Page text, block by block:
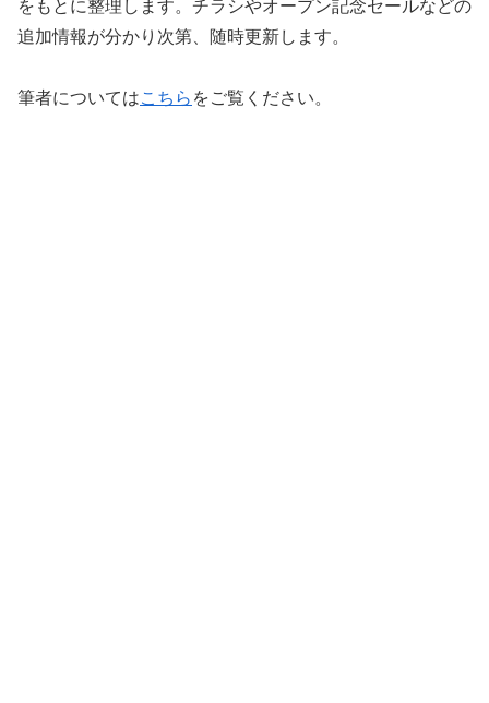
をもとに整理します。チラシやオープン記念セールなどの
追加情報が分かり次第、随時更新します。
筆者についてはこちら をご覧ください。